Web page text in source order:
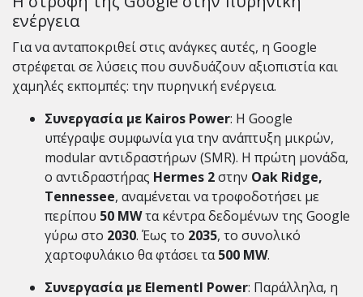
ενέργεια
Για να ανταποκριθεί στις ανάγκες αυτές, η Google
στρέφεται σε λύσεις που συνδυάζουν αξιοπιστία και
χαμηλές εκπομπές: την πυρηνική ενέργεια.
Συνεργασία με Kairos Power: Η Google
υπέγραψε συμφωνία για την ανάπτυξη μικρών,
modular αντιδραστήρων (SMR). Η πρώτη μονάδα,
ο αντιδραστήρας Hermes 2στην Oak Ridge,
Tennessee, αναμένεται να τροφοδοτήσει με
περίπου 50 MWτα κέντρα δεδομένων της Google
γύρω στο 2030. Έως το 2035, το συνολικό
χαρτοφυλάκιο θα φτάσει τα500 MW.
Συνεργασία με Elementl Power: Παράλληλα, η